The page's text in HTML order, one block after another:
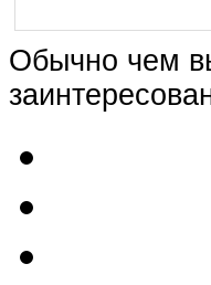
Обычно чем